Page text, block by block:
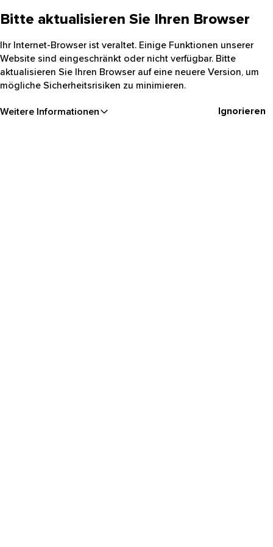
Bitte aktualisieren Sie Ihren Browser
Ihr Internet-Browser ist veraltet. Einige Funktionen unserer
Website sind eingeschränkt oder nicht verfügbar. Bitte
aktualisieren Sie Ihren Browser auf eine neuere Version, um
mögliche Sicherheitsrisiken zu minimieren.
Weitere Informationen Ignorieren